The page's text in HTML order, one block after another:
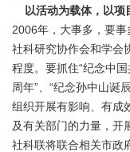
以活动为载体，以项
2006年，大事多，要
社科研究协作会和学会
程度。要抓住“纪念中
周年”、“纪念孙中山诞
组织开展有影响、有成
及有关部门的力量，开
社科联将联合相关市政